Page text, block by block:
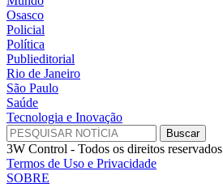
Osasco
Policial
Política
Publieditorial
Rio de Janeiro
São Paulo
Saúde
Tecnologia e Inovação
3W Control - Todos os direitos reservados
Termos de Uso e Privacidade
SOBRE